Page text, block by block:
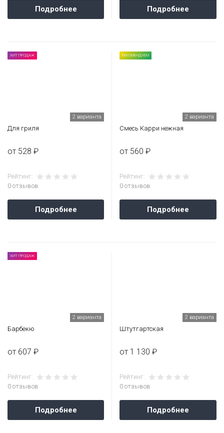
Подробнее Подробнее
ХИТ ПРОДАЖ
2 варианта
Для гриля
от 528 ₽
Рейтинг:
0 отзывов
Подробнее
РЕКОМЕНДУЕМ
2 варианта
Смесь Карри нежная
от 560 ₽
Рейтинг:
0 отзывов
Подробнее
ХИТ ПРОДАЖ
2 варианта
Барбекю
от 607 ₽
Рейтинг:
0 отзывов
Подробнее
2 варианта
Штутгартская
от 1 130 ₽
Рейтинг:
0 отзывов
Подробнее